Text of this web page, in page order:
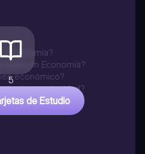
Economía?
en Economía?
económico?
de oportunidad?
5
de Estudio